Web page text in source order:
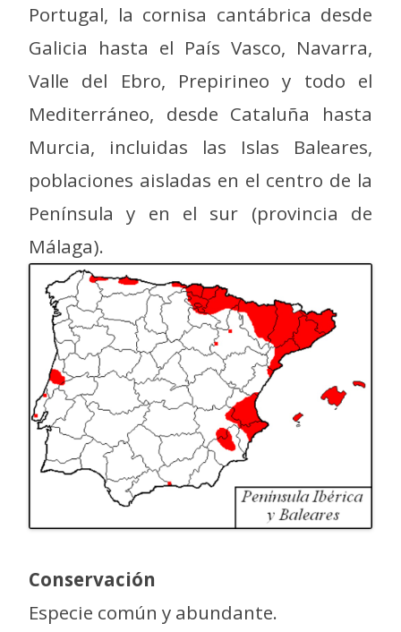
Portugal, la cornisa cantábrica desde
Galicia hasta el País Vasco, Navarra,
Valle del Ebro, Prepirineo y todo el
Mediterráneo, desde Cataluña hasta
Murcia, incluidas las Islas Baleares,
poblaciones aisladas en el centro de la
Península y en el sur (provincia de
Málaga).
Conservación
Especie común y abundante.